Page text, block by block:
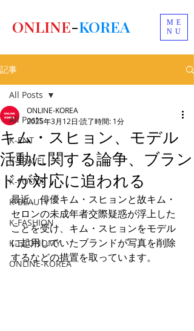
ME
NU
ONLINE-KOREA
記事
All Posts
K-ENT
K-TRAVEL
K-FOODS
K-BEAUTY
K-FASHION
K-ECONOMY
ONLINE-KOREA
All Posts
キム・スヒョン、モデル
活動に関する論争、ブラン
ドが対応に追われる
ONLINE-KOREA
2025年3月12日 読了時間: 1分
最近、俳優キム・スヒョンと故キム・
セロンの未成年者交際疑惑が浮上した
ことを受け、キム・スヒョンをモデル
に起用していたブランドが写真を削除
するなどの措置を取っています。